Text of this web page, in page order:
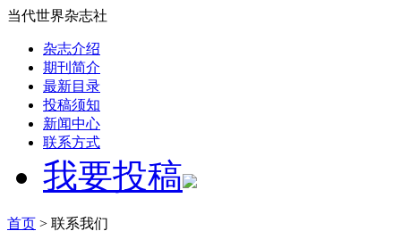
当代世界杂志社
杂志介绍
期刊简介
最新目录
投稿须知
新闻中心
联系方式
我要投稿
首页 > 联系我们